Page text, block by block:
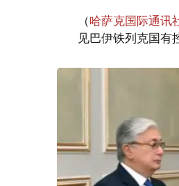
（哈萨克国际通讯
见巴伊铁列克国有